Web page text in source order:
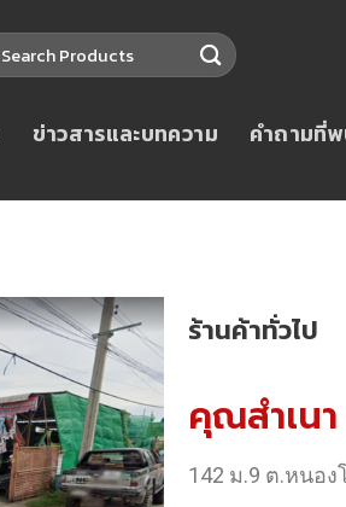
ข่าวสารและบทความ คำถามที่
ร้านค้าทั่วไป
คุณสำเน
142 ม.9 ต.หนอ